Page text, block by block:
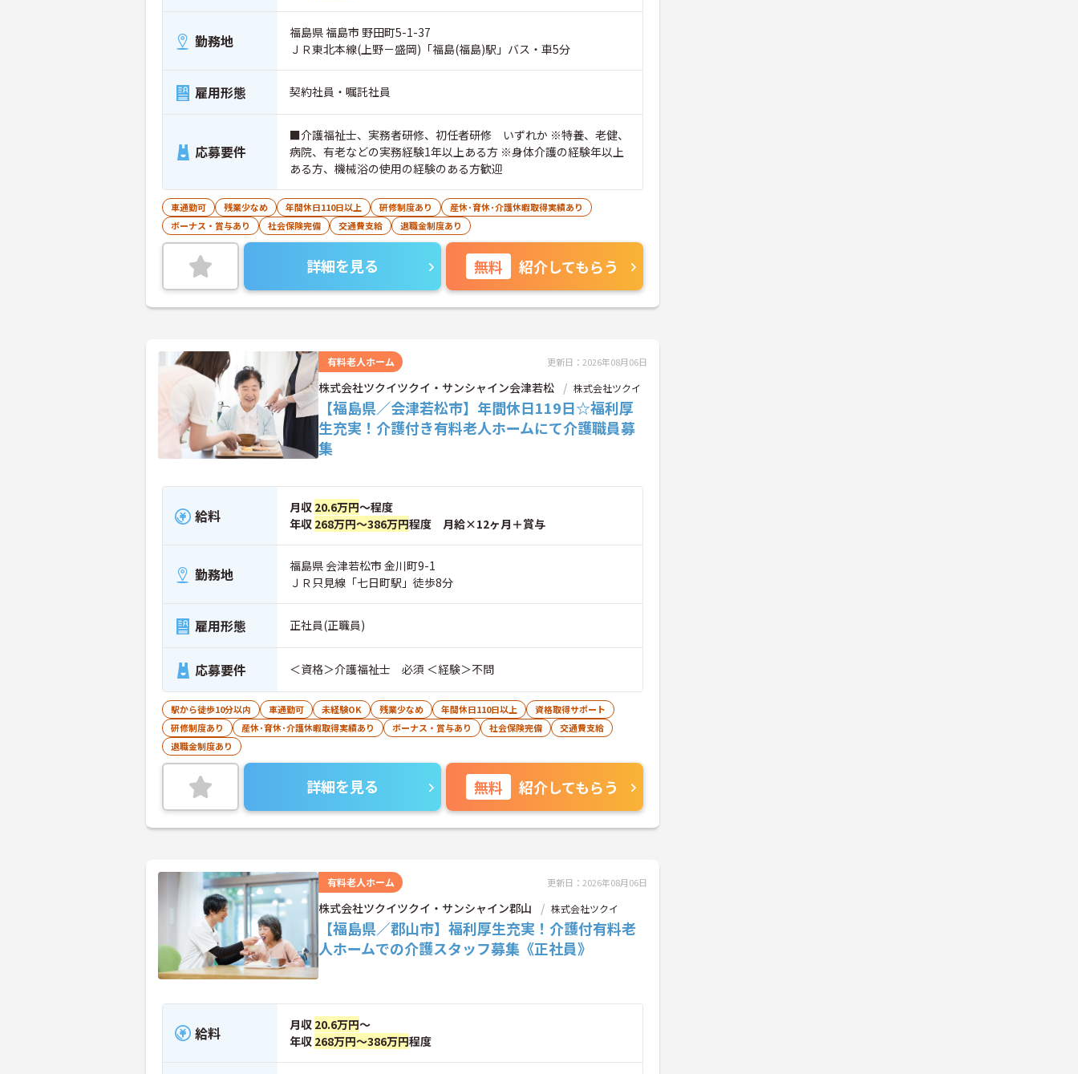
勤務地
福島県 福島市 野田町5-1-37
ＪＲ東北本線(上野－盛岡)「福島(福島)駅」バス・車5分
雇用形態 契約社員・嘱託社員
応募要件
■介護福祉士、実務者研修、初任者研修 いずれか ※特養、老健、
病院、有老などの実務経験1年以上ある方 ※身体介護の経験年以上
ある方、機械浴の使用の経験のある方歓迎
車通勤可 残業少なめ 年間休日110日以上 研修制度あり
産休･育休･介護休暇取得実績あり
ボーナス・賞与あり
社会保険完備 交通費支給 退職金制度あり
詳細を見る 無料 紹介してもらう
有料老人ホーム 更新日：2026年08月06日
株式会社ツクイツクイ・サンシャイン会津若松 株式会社ツクイ
【福島県／会津若松市】年間休日119日☆福利厚
生充実！介護付き有料老人ホームにて介護職員募
集
給料 月収 20.6万円～程度
年収 268万円～386万円程度 月給×12ヶ月＋賞与
勤務地
福島県 会津若松市 金川町9-1
ＪＲ只見線「七日町駅」徒歩8分
雇用形態 正社員(正職員)
応募要件 ＜資格＞介護福祉士 必須 ＜経験＞不問
駅から徒歩10分以内 車通勤可 未経験OK 残業少なめ 年間休日110日以上
資格取得サポート
研修制度あり
産休･育休･介護休暇取得実績あり ボーナス・賞与あり 社会保険完備
交通費支給
退職金制度あり
詳細を見る 無料 紹介してもらう
有料老人ホーム 更新日：2026年08月06日
株式会社ツクイツクイ・サンシャイン郡山 株式会社ツクイ
【福島県／郡山市】福利厚生充実！介護付有料老
人ホームでの介護スタッフ募集《正社員》
給料 月収 20.6万円～
年収 268万円～386万円程度